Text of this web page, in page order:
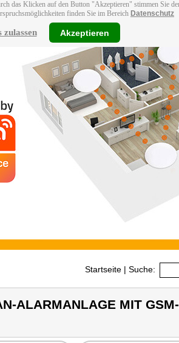
das Klicken auf den Button "Akzeptieren" stimmen Sie
finden Sie im Bereich Datenschutz
zulassen Akzeptieren
Startseite | Suche:
ALARMANLAGE MIT